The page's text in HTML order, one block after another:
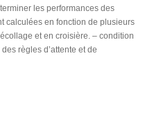
les performances des
calculées en fonction de plusieurs
et en croisière. – condition
règles d’attente et de